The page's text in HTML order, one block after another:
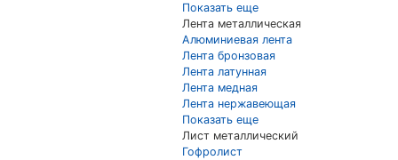
Показать еще
Лента металлическая
Алюминиевая лента
Лента бронзовая
Лента латунная
Лента медная
Лента нержавеющая
Показать еще
Лист металлический
Гофролист